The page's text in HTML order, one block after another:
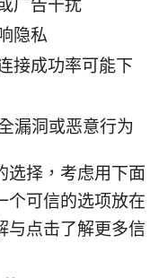
广告干扰
隐私
接成功率可能下
漏洞或恶意行为
选择，考虑用下面
个可信的选项放在
与点击了解更多信